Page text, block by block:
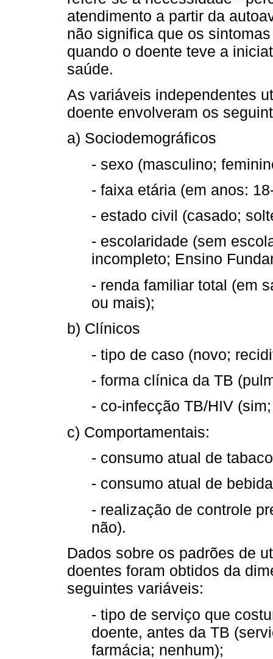
atendimento a partir da
não significa que os
quando o doente teve a
saúde.
As variáveis independentes
doente envolveram os
a) Sociodemográficos
- sexo (masculino;
- faixa etária (em anos:
- estado civil (casado;
- escolaridade (sem
incompleto; Ensino
- renda familiar total (em
ou mais);
b) Clínicos
- tipo de caso (novo;
- forma clínica da TB
- co-infecção TB/HIV
c) Comportamentais:
- consumo atual de
- consumo atual de
- realização de controle
não).
Dados sobre os padrões de
doentes foram obtidos da
seguintes variáveis:
- tipo de serviço que
doente, antes da TB
farmácia; nenhum);